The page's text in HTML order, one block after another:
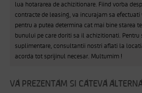
lua hotararea de achizitionare. Fiind vorba
contracte de leasing, va incurajam sa efectuati
pentru a putea determina cat mai bine starea
bunului pe care doriti sa il achizitionati. Pentru
suplimentare, consultantii nostri aflati la
acorda tot sprijinul necesar. Multumim !
VA PREZENTAM SI CATEVA